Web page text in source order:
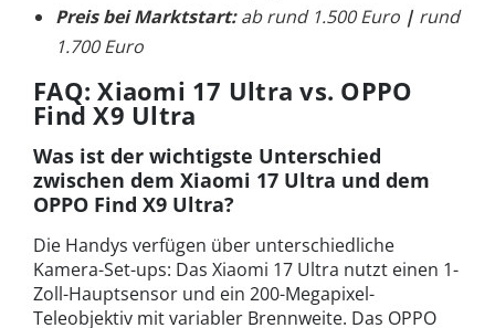
Preis bei Marktstart:ab rund 1.500 Euro | rund
1.700 Euro
FAQ: Xiaomi 17 Ultra vs. OPPO
Find X9 Ultra
Was ist der wichtigste Unterschied
zwischen dem Xiaomi 17 Ultra und dem
OPPO Find X9 Ultra?
Die Handys verfügen über unterschiedliche
Kamera-Set-ups: Das Xiaomi 17 Ultra nutzt einen 1-
Zoll-Hauptsensor und ein 200-Megapixel-
Teleobjektiv mit variabler Brennweite. Das OPPO